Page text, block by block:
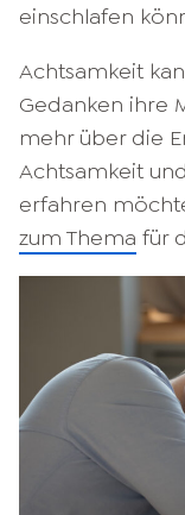
einschlafen
Achtsamkeit
Gedanken ihre
mehr über die
Achtsamkeit
erfahren
zum Thema für